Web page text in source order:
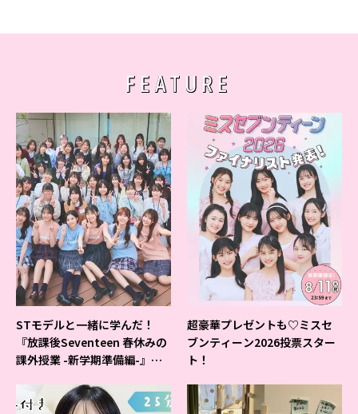
FEATURE
STモデルと一緒に学んだ！
『放課後Seventeen 春休みの
課外授業 -新学期準備編-』イ
超豪華プレゼントも♡ミスセ
ブンティーン2026投票スター
ト！